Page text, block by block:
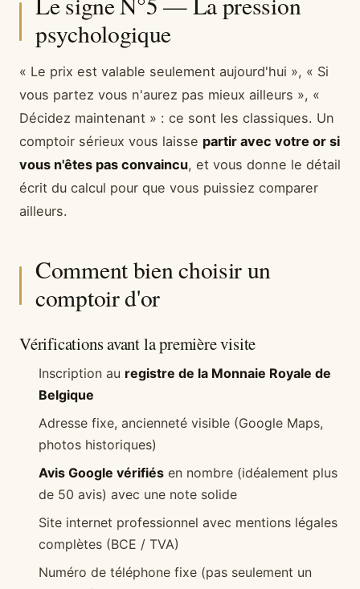
psychologique
« Le prix est valable seulement aujourd'hui », « Si
vous partez vous n'aurez pas mieux ailleurs », «
Décidez maintenant » : ce sont les classiques. Un
comptoir sérieux vous laisse partir avec votre or si
vous n'êtes pas convaincu, et vous donne le détail
écrit du calcul pour que vous puissiez comparer
ailleurs.
Comment bien choisir un
comptoir d'or
Vérifications avant la première visite
Inscription au registre de la Monnaie Royale de
Belgique
Adresse fixe, ancienneté visible (Google Maps,
photos historiques)
Avis Google vérifiés en nombre (idéalement plus
de 50 avis) avec une note solide
Site internet professionnel avec mentions légales
complètes (BCE / TVA)
Numéro de téléphone fixe (pas seulement un